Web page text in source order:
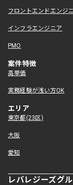
フロントエンドエンジ
インフラエンジニア
PMO
案件特徴
高単価
実務経験が浅い方OK
エリア
東京都(23区)
大阪
愛知
レバレジーズグ